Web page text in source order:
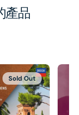
產品
Sold Out